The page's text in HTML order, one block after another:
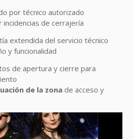
por técnico autorizado
incidencias de cerrajería
extendida del servicio técnico
y funcionalidad
de apertura y cierre para
de la zonade acceso y